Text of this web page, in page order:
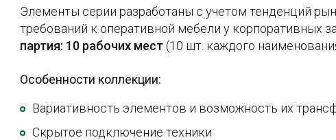
Элементы серии разработаны с учетом тенденций
требований к оперативной мебели у корпоративных
партия: 10 рабочих мест(10 шт. каждого
Особенности коллекции:
Вариативность элементов и возможность их
Скрытое подключение техники